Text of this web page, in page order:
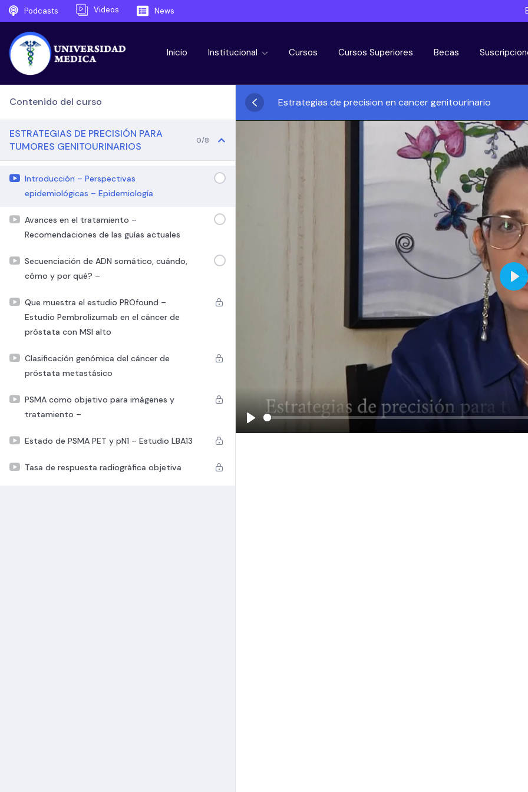
Podcasts Videos News
Inicio Institucional Cursos Cursos Superiores Becas
Contenido del curso
ESTRATEGIAS DE PRECISIÓN PARA
TUMORES GENITOURINARIOS
0/8
Introducción – Perspectivas
epidemiológicas – Epidemiología
Avances en el tratamiento –
Recomendaciones de las guías actuales
Secuenciación de ADN somático, cuándo,
cómo y por qué? –
Que muestra el estudio PROfound –
Estudio Pembrolizumab en el cáncer de
próstata con MSI alto
Clasificación genómica del cáncer de
próstata metastásico
PSMA como objetivo para imágenes y
tratamiento –
Estado de PSMA PET y pN1 – Estudio LBA13
Tasa de respuesta radiográfica objetiva
Estrategias de precision en cancer genitourinario